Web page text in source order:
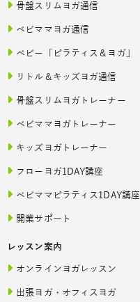
骨盤スリムヨガ通信
ベビママヨガ通信
ベビー「ピラティス＆ヨガ」
リトル＆キッズヨガ通信
骨盤スリムヨガトレーナー
ベビママヨガトレーナー
キッズヨガトレーナー
フローヨガ1DAY講座
ベビママピラティス1DAY講座
開業サポート
レッスン案内
オンラインヨガレッスン
出張ヨガ・オフィスヨガ